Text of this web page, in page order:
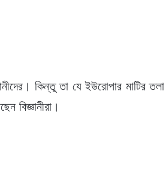
কিন্তু তা যে ইউরোপার মাটির
বিজ্ঞানীরা।